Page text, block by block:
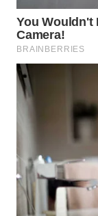
WAHANA
SELEB
PERSONA
WAHANA
HEALTH
WAHANA